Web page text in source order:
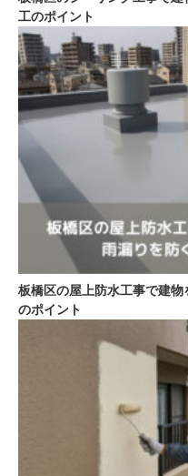
工のポイント
板橋区の屋上防水工事で建
のポイント